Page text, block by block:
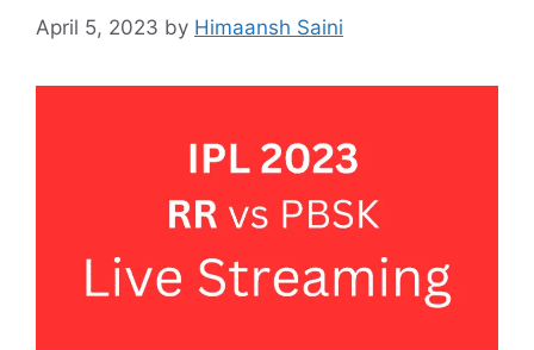
April 5, 2023 by Himaansh Saini